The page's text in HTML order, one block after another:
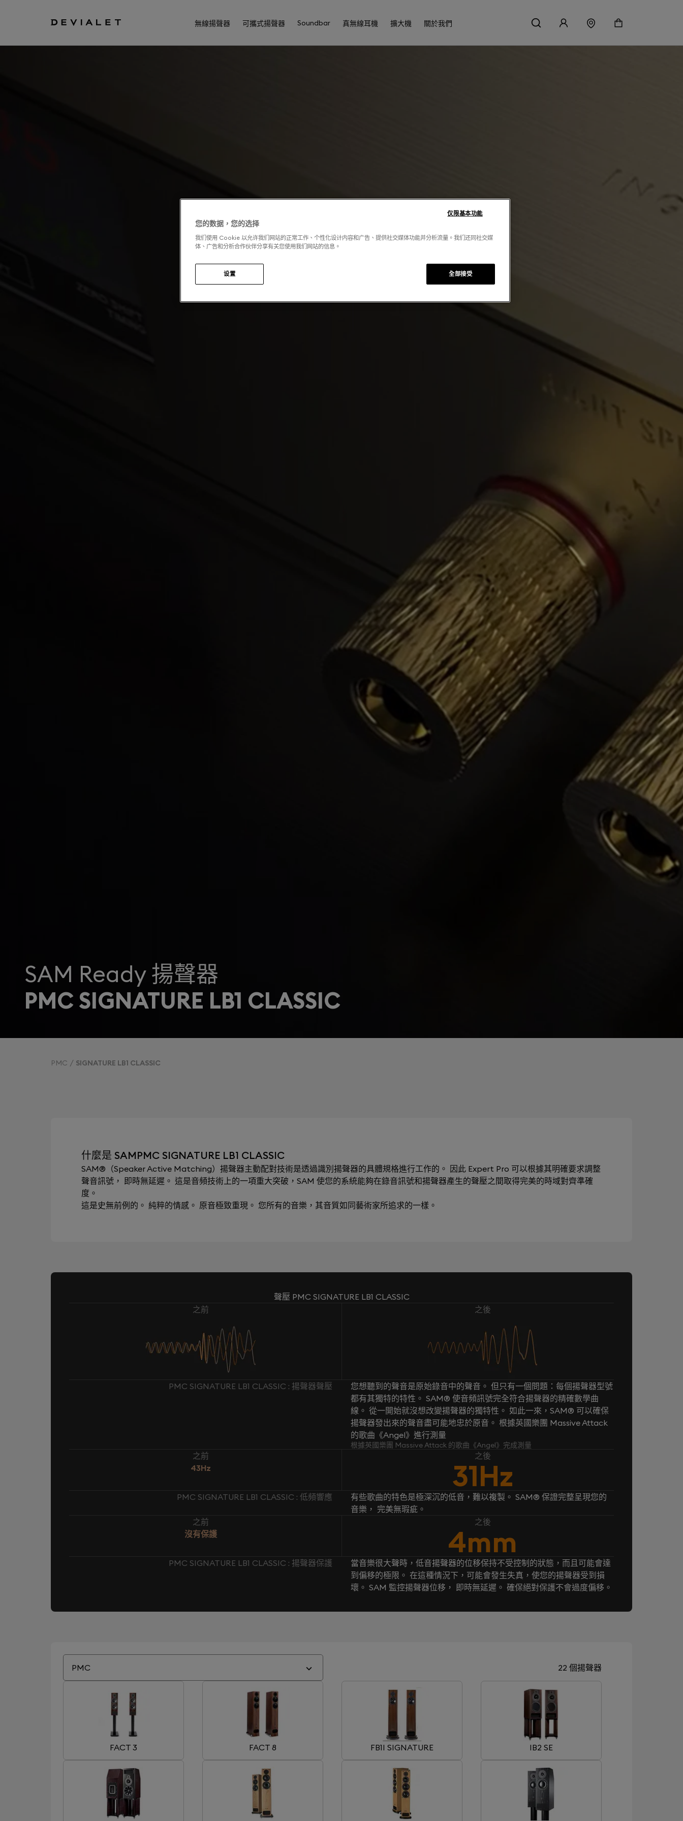
無線揚聲器 可攜式揚聲器 Soundbar 真無線耳機 擴大機 關於我們
SAM Ready 揚聲器
PMC SIGNATURE LB1 CLASSIC
PMC SIGNATURE LB1 CLASSIC
什麼是 SAMPMC SIGNATURE LB1 CLASSIC
SAM®（Speaker Active Matching）揚聲器主動配對技術是透過識別揚聲器的具體規格進行工作的。 因此 Expert Pro 可以根據其明確要求調整
聲音訊號， 即時無延遲。 這是音頻技術上的一項重大突破，SAM 使您的系統能夠在錄音訊號和揚聲器產生的聲壓之間取得完美的時域對齊準確
度。
這是史無前例的。 純粹的情感。 原音極致重現。 您所有的音樂，其音質如同藝術家所追求的一樣。
聲壓 PMC SIGNATURE LB1 CLASSIC
之前
之後
PMC SIGNATURE LB1 CLASSIC : 揚聲器聲壓
您想聽到的聲音是原始錄音中的聲音。 但只有一個問題：每個揚聲器型號
都有其獨特的特性。 SAM® 使音頻訊號完全符合揚聲器的精確數學曲
線。 從一開始就沒想改變揚聲器的獨特性。 如此一來，SAM® 可以確保
揚聲器發出來的聲音盡可能地忠於原音。 根據英國樂團 Massive Attack
的歌曲《Angel》進行測量
根據英國樂團 Massive Attack 的歌曲《Angel》完成測量
之前
43Hz
之後
31Hz
PMC SIGNATURE LB1 CLASSIC : 低頻響應
有些歌曲的特色是極深沉的低音，難以複製。 SAM® 保證完整呈現您的
音樂， 完美無瑕疵。
之前
沒有保護
之後
4mm
PMC SIGNATURE LB1 CLASSIC : 揚聲器保護
當音樂很大聲時，低音揚聲器的位移保持不受控制的狀態，而且可能會達
到偏移的極限。 在這種情況下，可能會發生失真，使您的揚聲器受到損
壞。 SAM 監控揚聲器位移， 即時無延遲。 確保絕對保護不會過度偏移。
PMC 22 個揚聲器
FACT 3 FACT 8 FB1I SIGNATURE IB2 SE
您的数据，您的选择
我们使用 Cookie 以允许我们网站的正常工作、个性化设计内容和广告、提供社交媒体功能并分析流量。我们还同社交媒
体、广告和分析合作伙伴分享有关您使用我们网站的信息。
设置
仅限基本功能
全部接受